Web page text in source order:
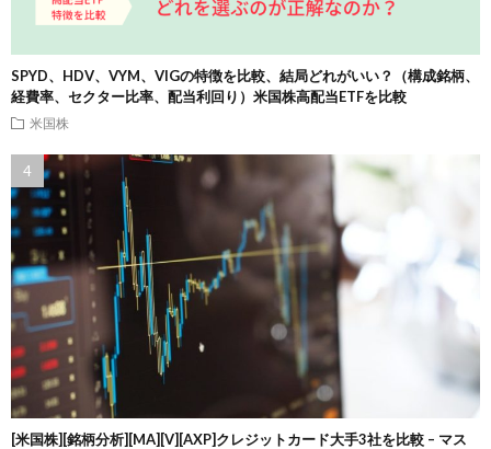
SPYD、HDV、VYM、VIGの特徴を比較、結局どれがいい？（構成銘柄、
経費率、セクター比率、配当利回り）米国株高配当ETFを比較
米国株
[米国株][銘柄分析][MA][V][AXP]クレジットカード大手3社を比較 – マス